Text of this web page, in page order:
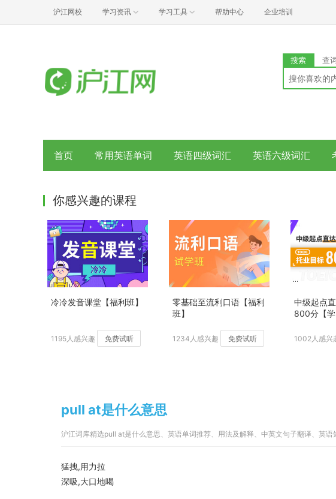
沪江网校 学习资讯 学习工具 帮助中心 企业培训
搜索 查
首页 常用英语单词 英语四级词汇 英语六级词汇
你感兴趣的课程
冷冷发音课堂【福利班】
1195人感兴趣 免费试听
零基础至流利口语【福利
班】
1234人感兴趣 免费试听
中级起点
800分【学
1002人感兴
pull at是什么意思
沪江词库精选pull at是什么意思、英语单词推荐、用法及解释、中英文句子翻译、英语
猛拽,用力拉
深吸,大口地喝